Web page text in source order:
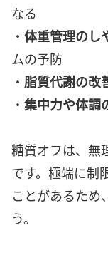
なる
・ 体重管理のし
ムの予防
・ 脂質代謝の改
・ 集中力や体調
糖質オフは、無
です。極端に制
ことがあるため
う。